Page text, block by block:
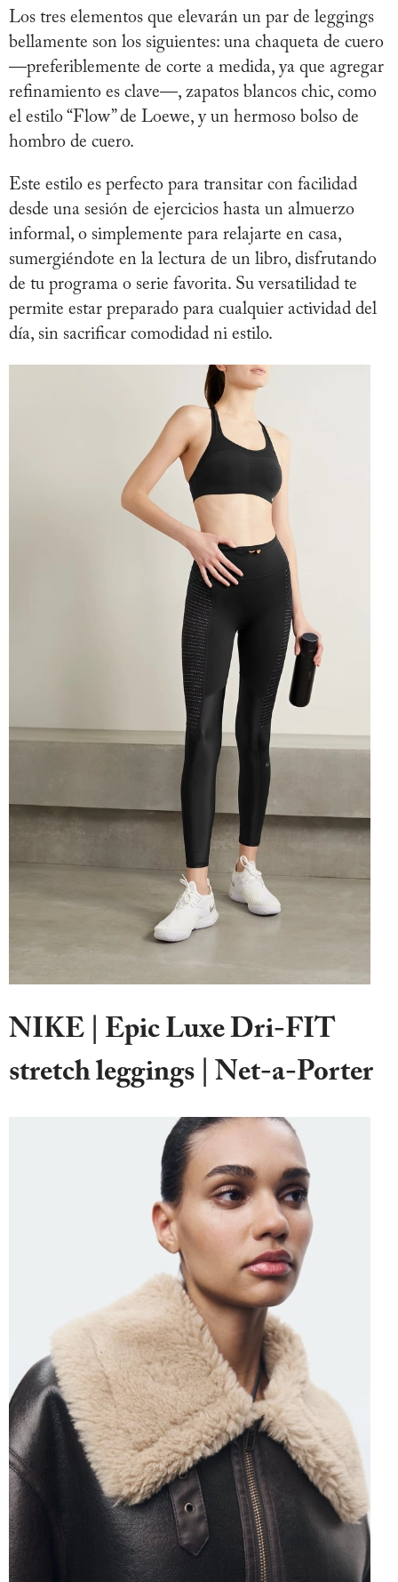
Los tres elementos que elevarán un par de leggings
bellamente son los siguientes: una chaqueta de cuero
—preferiblemente de corte a medida, ya que agregar
refinamiento es clave—, zapatos blancos chic, como
el estilo “Flow” de Loewe, y un hermoso bolso de
hombro de cuero.
Este estilo es perfecto para transitar con facilidad
desde una sesión de ejercicios hasta un almuerzo
informal, o simplemente para relajarte en casa,
sumergiéndote en la lectura de un libro, disfrutando
de tu programa o serie favorita. Su versatilidad te
permite estar preparado para cualquier actividad del
día, sin sacrificar comodidad ni estilo.
NIKE | Epic Luxe Dri-FIT
stretch leggings | Net-a-Porter